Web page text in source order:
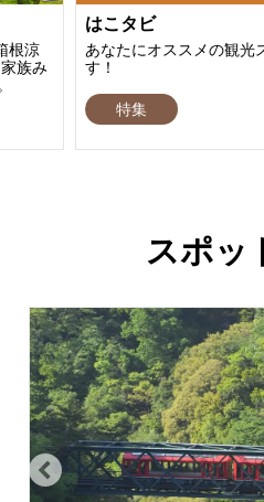
根涼
族み
はこタビ
あなたにオススメの観光
す！
特集
スポッ